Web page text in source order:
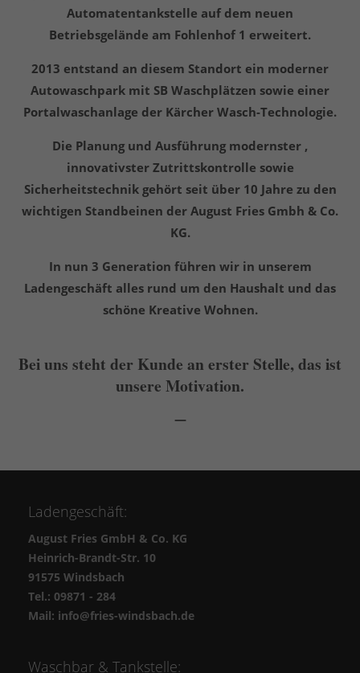
Automatentankstelle auf dem neuen
Betriebsgelände am Fohlenhof 1 erweitert.
2013 entstand an diesem Standort ein moderner
Autowaschpark mit SB Waschplätzen sowie einer
Portalwaschanlage der Kärcher Wasch-Technologie.
Die Planung und Ausführung modernster ,
innovativster Zutrittskontrolle sowie
Sicherheitstechnik gehört seit über 10 Jahre zu den
wichtigen Standbeinen der August Fries Gmbh & Co.
KG.
In nun 3 Generation führen wir in unserem
Ladengeschäft alles rund um den Haushalt und das
schöne Kreative Wohnen.
Bei uns steht der Kunde an erster Stelle, das ist
unsere Motivation.
—
Ladengeschäft:
August Fries GmbH & Co. KG
Heinrich-Brandt-Str. 10
91575 Windsbach
Tel.: 09871 - 284
Mail: info@fries-windsbach.de
Waschbar & Tankstelle: